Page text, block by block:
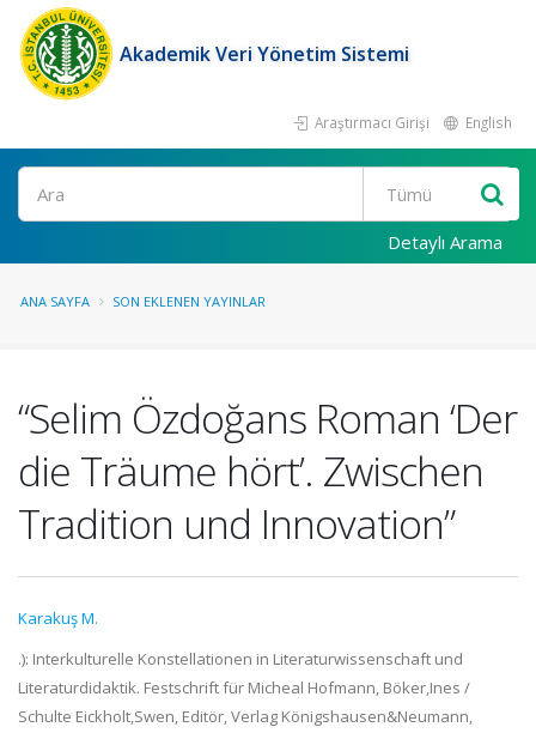
Akademik Veri Yönetim Sistemi
Araştırmacı Girişi English
Ara
Detaylı Arama
ANA SAYFA SON EKLENEN YAYINLAR
“Selim Özdoğans Roman ‘Der
die Träume hört’. Zwischen
Tradition und Innovation”
Karakuş M.
.): Interkulturelle Konstellationen in Literaturwissenschaft und
Literaturdidaktik. Festschrift für Micheal Hofmann, Böker,Ines /
Schulte Eickholt,Swen, Editör, Verlag Königshausen&Neumann,